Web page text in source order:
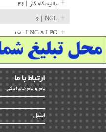
پالایشگاه گاز
NGL
LNG & LPG | ۱۳
خط لوله | ۳۶
مخازن ذخیره | ۱۵
پتروشیمی | ۱۴
بازرسی و QC | ۱۵
HSE | ۳۹
ساخت و نصب | ۱۲
ارﺗﺒﺎط ﺑﺎ ما
ﻧﺎم و ﻧﺎم ﺧﺎﻧﻮادﮔﻰ
ایمیل